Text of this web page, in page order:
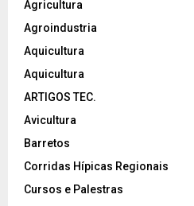
Agricultura
Agroindustria
Aquicultura
Aquicultura
ARTIGOS TEC.
Avicultura
Barretos
Corridas Hípicas Regionais
Cursos e Palestras